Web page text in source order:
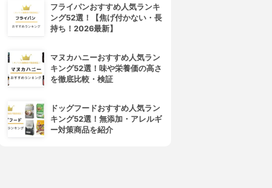
PLUEST(プルエスト)
マンナンジェリー ハイドロウ
ォッシュ
ORBIS(オルビス)
オルビスユー ウォッシュ
フライパンおすすめ人気ランキ
ング52選！【焦げ付かない・長
持ち！2026最新】
マヌカハニーおすすめ人気ラン
キング52選！味や栄養価の高さ
を徹底比較・検証
ドッグフードおすすめ人気ラン
キング52選！無添加・アレルギ
ー対策商品を紹介